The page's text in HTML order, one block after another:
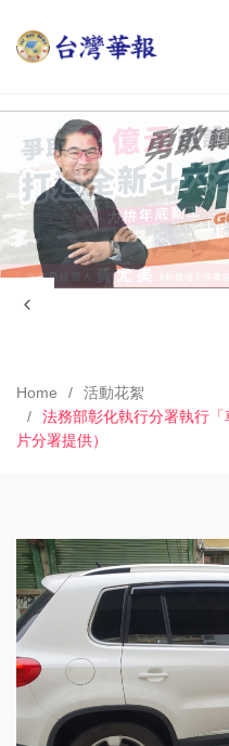
Home
活動花絮
法務部彰化執行分署執行
片分署提供）